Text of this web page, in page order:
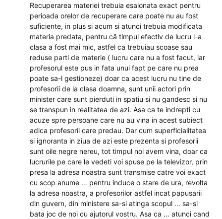
Recuperarea materiei trebuia esalonata exact pentru
perioada orelor de recuperare care poate nu au fost
suficiente, in plus si acum si atunci trebuia modificata
materia predata, pentru că timpul efectiv de lucru l-a
clasa a fost mai mic, astfel ca trebuiau scoase sau
reduse parti de materie ( lucru care nu a fost facut, iar
profesorul este pus in fata unui fapt pe care nu prea
poate sa-l gestioneze) doar ca acest lucru nu tine de
profesorii de la clasa doamna, sunt unii actori prin
minister care sunt pierduti in spatiu si nu gandesc si nu
se transpun in realitatea de azi. Asa ca te indrepti cu
acuze spre persoane care nu au vina in acest subiect
adica profesorii care predau. Dar cum superficialitatea
si ignoranta in ziua de azi este prezenta si profesorii
sunt oile negre nereu, tot timpul noi avem vina, doar ca
lucrurile pe care le vedeti voi spuse pe la televizor, prin
presa la adresa noastra sunt transmise catre voi exact
cu scop anume … pentru induce o stare de ura, revolta
la adresa noastra, a profesorilor astfel incat papusarii
din guvern, din ministere sa-si atinga scopul … sa-si
bata joc de noi cu ajutorul vostru. Asa ca … atunci cand